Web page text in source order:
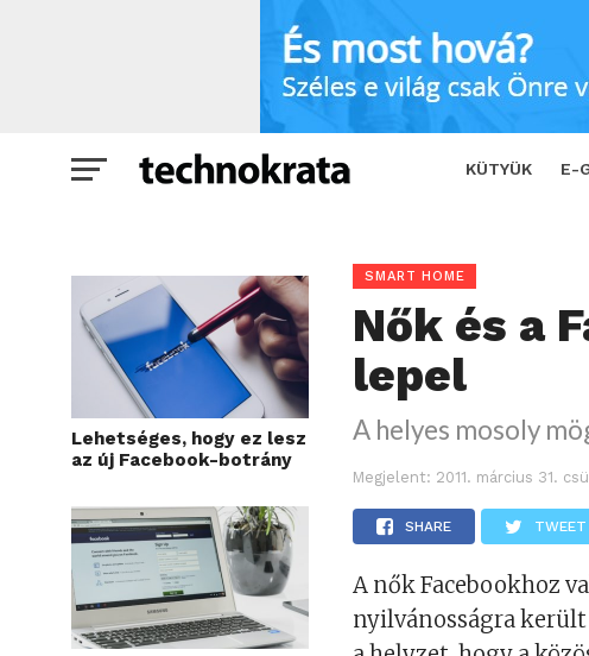
KÜTYÜK E-
Nők és a Facebook – lehull a lepel
Lehetséges, hogy ez lesz
az új Facebook-botrány
SMART HOME
Nők és a
lepel
A helyes mosoly
Megjelent: 2011. március 31.
SHARE TWEET
A nők Facebookhoz
nyilvánosságra